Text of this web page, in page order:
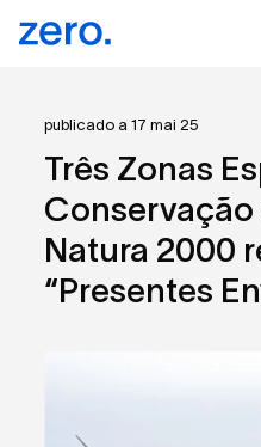
Filtros
publicado a 17 mai 25
Três Zonas
Conservação
Natura 2000
“Presentes